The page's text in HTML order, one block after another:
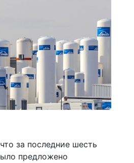
за последние шесть
предложено